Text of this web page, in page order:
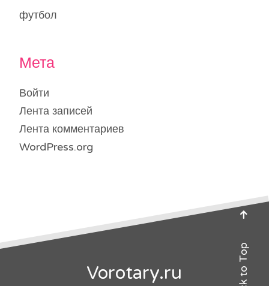
футбол
Мета
Войти
Лента записей
Лента комментариев
WordPress.org
Vorotary.ru Back to Top